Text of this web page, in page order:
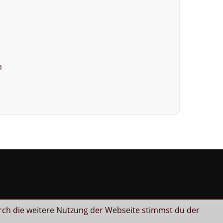
die weitere Nutzung der Webseite stimmst du der